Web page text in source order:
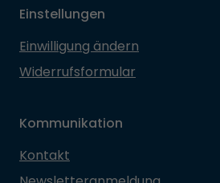
Einstellungen
Einwilligung ändern
Widerrufsformular
Kommunikation
Kontakt